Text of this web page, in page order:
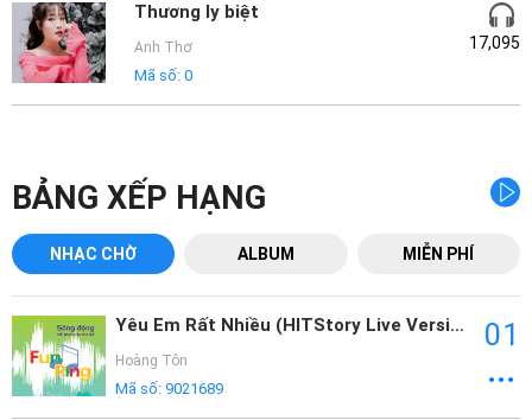
Thương ly biệt
Anh Thơ
Mã số: 0
17,095
BẢNG XẾP HẠNG
NHẠC CHỜ ALBUM MIỄN PHÍ
Yêu Em Rất Nhiều (HITStory Live Version)
Hoàng Tôn
Mã số: 9021689
01